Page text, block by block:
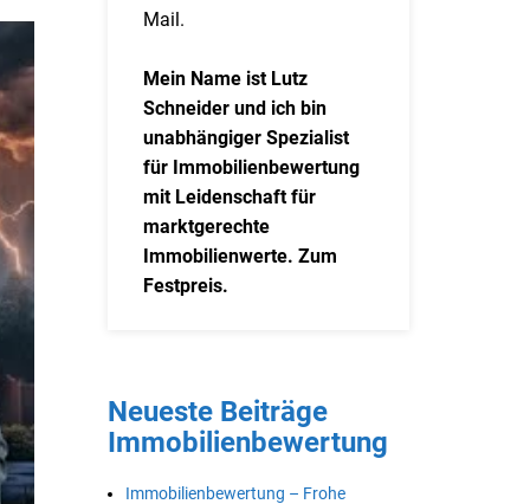
Mail.
Mein Name ist Lutz
Schneider und ich bin
unabhängiger Spezialist
für Immobilienbewertung
mit Leidenschaft für
marktgerechte
Immobilienwerte. Zum
Festpreis.
Neueste Beiträge
Immobilienbewertung
Immobilienbewertung – Frohe